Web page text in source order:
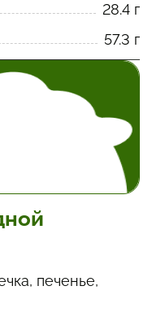
28.4 г
57.3 г
печенье,